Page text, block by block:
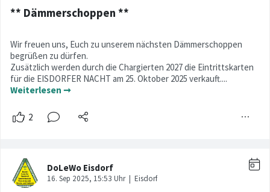
** Dämmerschoppen **
Wir freuen uns, Euch zu unserem nächsten Dämmerschoppen
begrüßen zu dürfen.
Zusätzlich werden durch die Chargierten 2027 die Eintrittskarten
für die EISDORFER NACHT am 25. Oktober 2025 verkauft....
Weiterlesen ➞